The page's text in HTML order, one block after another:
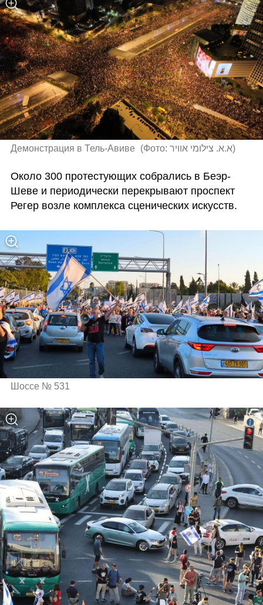
Демонстрация в Тель-Авиве ( Фото: א.א. צילומי אוויר)
Около 300 протестующих собрались в Беэр-
Шеве и периодически перекрывают проспект
Регер возле комплекса сценических искусств.
Шоссе № 531